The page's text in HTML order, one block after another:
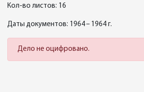
Кол-во листов: 16
Даты документов: 1964 – 1964 г.
Дело не оцифровано.